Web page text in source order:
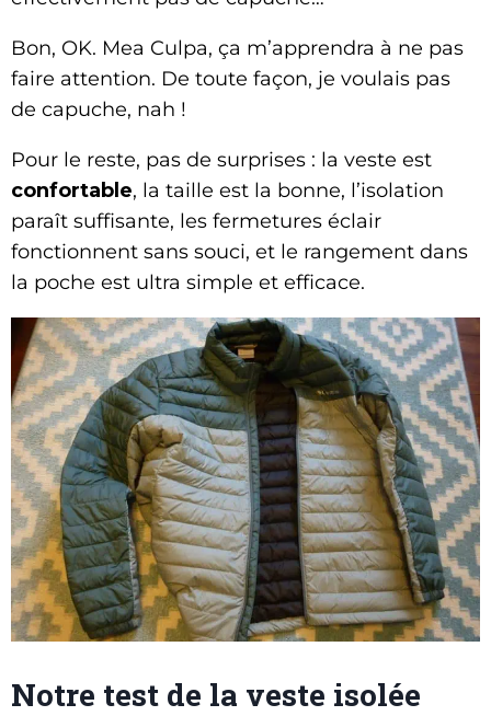
Bon, OK. Mea Culpa, ça m’apprendra à ne pas
faire attention. De toute façon, je voulais pas
de capuche, nah !
Pour le reste, pas de surprises : la veste est
confortable, la taille est la bonne, l’isolation
paraît suffisante, les fermetures éclair
fonctionnent sans souci, et le rangement dans
la poche est ultra simple et efficace.
Notre test de la veste isolée